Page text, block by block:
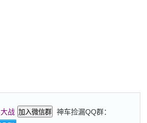
战 加入微信群
神车捡漏QQ群：